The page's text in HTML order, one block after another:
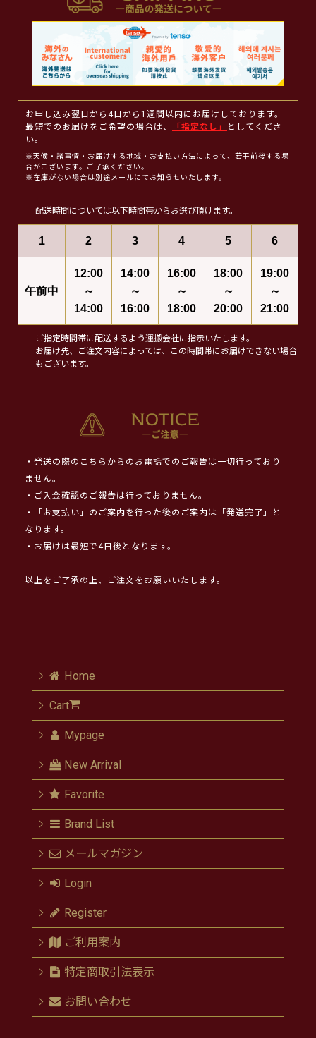
お申し込み翌日から4日から1週間以内にお届けしております。
最短でのお届けをご希望の場合は、
「指定なし」
としてくださ
い。
※天候・諸事情・お届けする地域・お支払い方法によって、若干前後する場
合がございます。ご了承ください。
※在庫がない場合は別途メールにてお知らせいたします。
配送時間については以下時間帯からお選び頂けます。
1 2 3 4 5 6
午前中
12:00
～
14:00
14:00
～
16:00
16:00
～
18:00
18:00
～
20:00
19:00
～
21:00
ご指定時間帯に配送するよう運搬会社に指示いたします。
お届け先、ご注文内容によっては、この時間帯にお届けできない場合
もございます。
・発送の際のこちらからのお電話でのご報告は一切行っており
ません。
・ご入金確認のご報告は行っておりません。
・「お支払い」のご案内を行った後のご案内は「発送完了」と
なります。
・お届けは最短で4日後となります。
以上をご了承の上、ご注文をお願いいたします。
Home
Cart
Mypage
New Arrival
Favorite
Brand List
メールマガジン
Login
Register
ご利用案内
特定商取引法表示
お問い合わせ